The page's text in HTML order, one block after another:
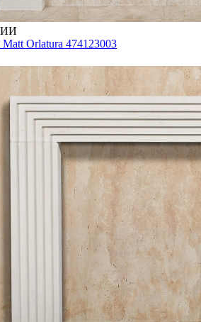
Orlatura 474123003